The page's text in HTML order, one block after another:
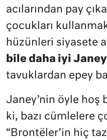
acılarından pay
çocukları
hüzünleri siyasete
bile daha iyi
tavuklardan epey
Janey’nin öyle hoş
ki, bazı cümlelere
“Brontëler’in hiç